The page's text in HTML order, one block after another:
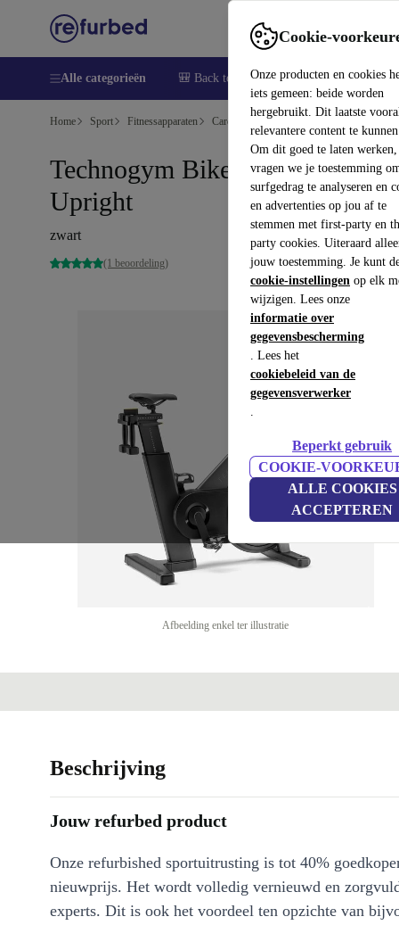
Cookie-
Onze producten en cookies
iets gemeen: beide worden
hergebruikt. Dit laatste
relevantere content te
Om dit goed te laten werken,
vragen we je toestemming
surfgedrag te analyseren en
en advertenties op jou af te
stemmen met first-party en
party cookies. Uiteraard
jouw toestemming. Je kunt
cookie-instellingen op elk
wijzigen. Lees onze
informatie over
gegevensbescherming
. Lees het
cookiebeleid van de
gegevensverwerker
.
Beperkt gebruik
COOKIE-
ALLE COOKIES
ACCEPTEREN
Alle categorieën 🎒 Back to school Elektronica
Home Sport Fitnessapparaten Cardio Hometrainers
Technogym Bike Interactive
Upright
zwart
(1 beoordeling)
Afbeelding enkel ter illustratie
Beschrijving
Jouw refurbed product
Onze refurbished sportuitrusting is tot 40%
nieuwprijs. Het wordt volledig vernieuwd en
experts. Dit is ook het voordeel ten opzichte van